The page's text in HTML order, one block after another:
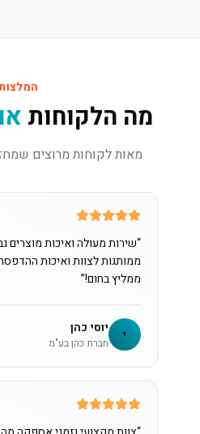
מה הלקוחות
מאות לקוחות מרוצים
“שירות מעולה ואיכות מוצרים
ממותגות לצוות ואיכות
ממליץ בחום!”
י יוסי כהן
חברת כהן בע"מ